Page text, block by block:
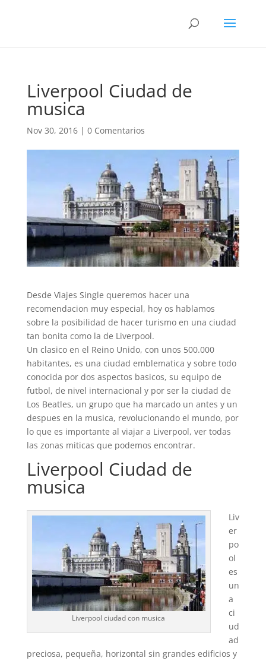
Liverpool Ciudad de
musica
Nov 30, 2016| 0 Comentarios
Desde Viajes Single queremos hacer una
recomendacion muy especial, hoy os hablamos
sobre la posibilidad de hacer turismo en una ciudad
tan bonita como la de Liverpool.
Un clasico en el Reino Unido, con unos 500.000
habitantes, es una ciudad emblematica y sobre todo
conocida por dos aspectos basicos, su equipo de
futbol, de nivel internacional y por ser la ciudad de
Los Beatles, un grupo que ha marcado un antes y un
despues en la musica, revolucionando el mundo, por
lo que es importante al viajar a Liverpool, ver todas
las zonas miticas que podemos encontrar.
Liverpool Ciudad de
musica
Liverpool ciudad con musica
Liv
er
po
ol
es
un
a
ci
ud
ad
preciosa, pequeña, horizontal sin grandes edificios y